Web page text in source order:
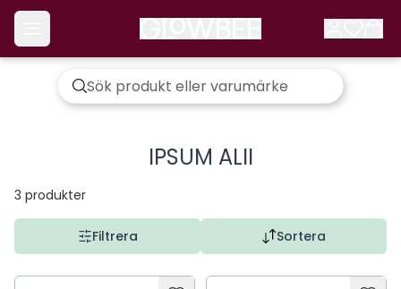
IPSUM ALII
3 produkter
Filtrera Sortera